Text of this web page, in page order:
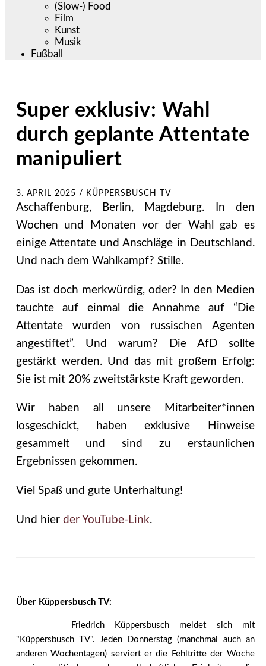
(Slow-) Food
Film
Kunst
Musik
Fußball
Super exklusiv: Wahl
durch geplante Attentate
manipuliert
3. APRIL 2025 / KÜPPERSBUSCH TV
Aschaffenburg, Berlin, Magdeburg. In den
Wochen und Monaten vor der Wahl gab es
einige Attentate und Anschläge in Deutschland.
Und nach dem Wahlkampf? Stille.
Das ist doch merkwürdig, oder? In den Medien
tauchte auf einmal die Annahme auf “Die
Attentate wurden von russischen Agenten
angestiftet”. Und warum? Die AfD sollte
gestärkt werden. Und das mit großem Erfolg:
Sie ist mit 20% zweitstärkste Kraft geworden.
Wir haben all unsere Mitarbeiter*innen
losgeschickt, haben exklusive Hinweise
gesammelt und sind zu erstaunlichen
Ergebnissen gekommen.
Viel Spaß und gute Unterhaltung!
Und hier der YouTube-Link.
Über Küppersbusch TV:
Friedrich Küppersbusch meldet sich mit
"Küppersbusch TV". Jeden Donnerstag (manchmal auch an
anderen Wochentagen) serviert er die Fehltritte der Woche